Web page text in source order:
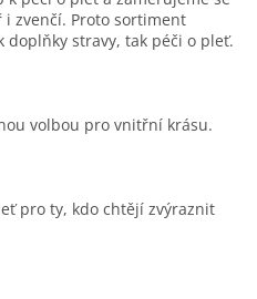
zvenčí. Proto sortiment
doplňky stravy, tak péči o pleť.
volbou pro vnitřní krásu.
pro ty, kdo chtějí zvýraznit